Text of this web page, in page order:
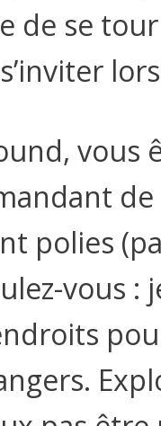
de se
vous
polies
vous :